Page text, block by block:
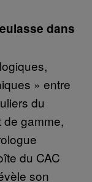
dans
» entre
du
gamme,
du CAC
son